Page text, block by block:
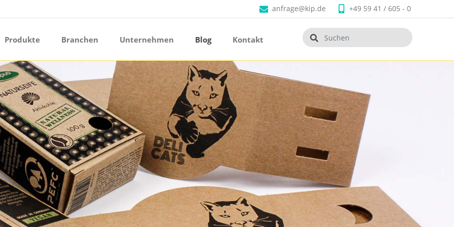
öffnen
öffnen
öffnen
öffnen
anfrage@kip.de +49 59 41 / 605 - 0
Produkte Branchen Unternehmen Blog Kontakt